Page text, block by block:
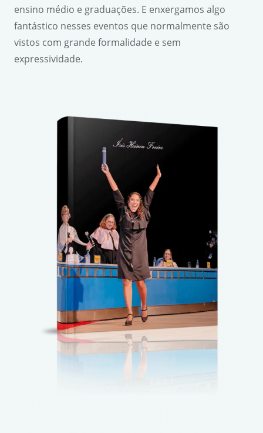
ensino médio e graduações. E enxergamos algo
fantástico nesses eventos que normalmente são
vistos com grande formalidade e sem
expressividade.